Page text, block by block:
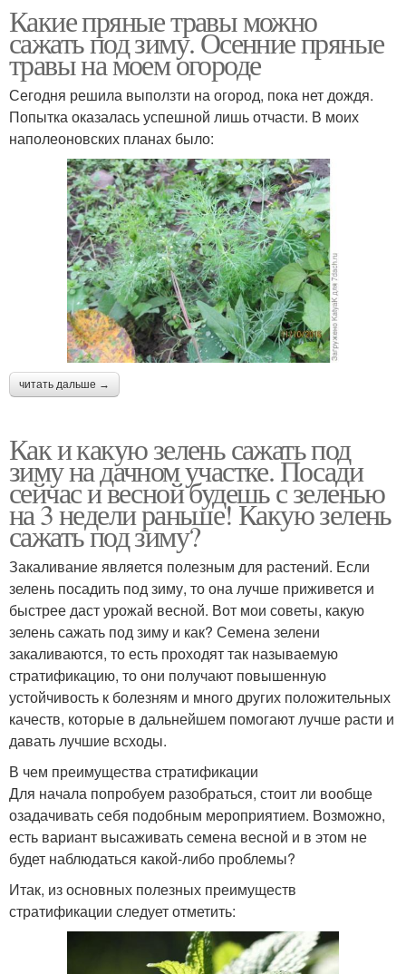
Какие пряные травы можно
сажать под зиму. Осенние пряные
травы на моем огороде
Сегодня решила выползти на огород, пока нет дождя.
Попытка оказалась успешной лишь отчасти. В моих
наполеоновских планах было:
читать дальше →
Как и какую зелень сажать под
зиму на дачном участке. Посади
сейчас и весной будешь с зеленью
на 3 недели раньше! Какую зелень
сажать под зиму?
Закаливание является полезным для растений. Если
зелень посадить под зиму, то она лучше приживется и
быстрее даст урожай весной. Вот мои советы, какую
зелень сажать под зиму и как? Семена зелени
закаливаются, то есть проходят так называемую
стратификацию, то они получают повышенную
устойчивость к болезням и много других положительных
качеств, которые в дальнейшем помогают лучше расти и
давать лучшие всходы.
В чем преимущества стратификации
Для начала попробуем разобраться, стоит ли вообще
озадачивать себя подобным мероприятием. Возможно,
есть вариант высаживать семена весной и в этом не
будет наблюдаться какой-либо проблемы?
Итак, из основных полезных преимуществ
стратификации следует отметить: